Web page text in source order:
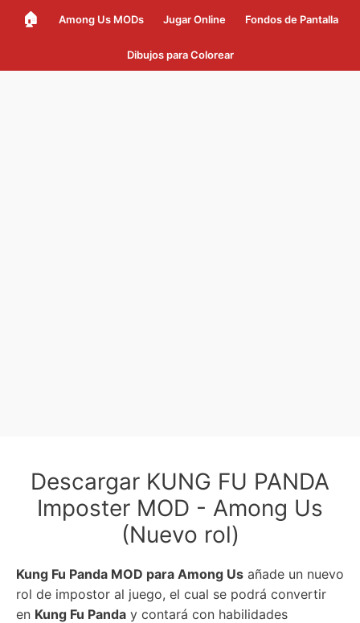
🏠 Among Us MODs Jugar Online Fondos de Pantalla
Dibujos para Colorear
Descargar KUNG FU PANDA
Imposter MOD - Among Us
(Nuevo rol)
Kung Fu Panda MOD para Among Us añade un nuevo
rol de impostor al juego, el cual se podrá convertir
en Kung Fu Panda y contará con habilidades